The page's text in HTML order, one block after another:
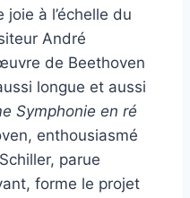
à l’échelle du
André
de Beethoven
longue et aussi
Symphonie en ré
enthousiasmé
parue
forme le projet